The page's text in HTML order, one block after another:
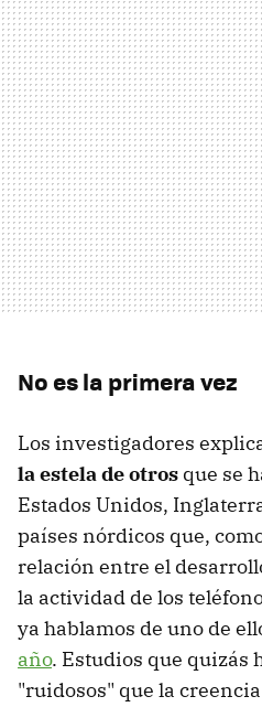
No es la primera vez
Los investigadores
la estela de otros que se
Estados Unidos,
países nórdicos que,
relación entre el
la actividad de los
ya hablamos de uno de
año. Estudios que quizás
"ruidosos" que la